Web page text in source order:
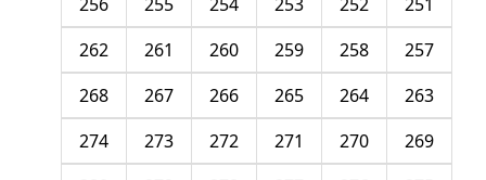
257
258
259
260
261
262
263
264
265
266
267
268
269
270
271
272
273
274